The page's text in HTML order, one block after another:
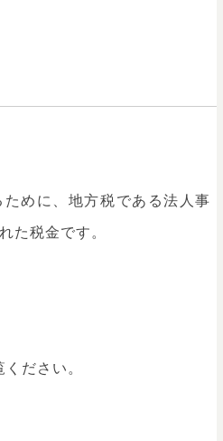
めに、地方税である法人事
た税金です。
ださい。